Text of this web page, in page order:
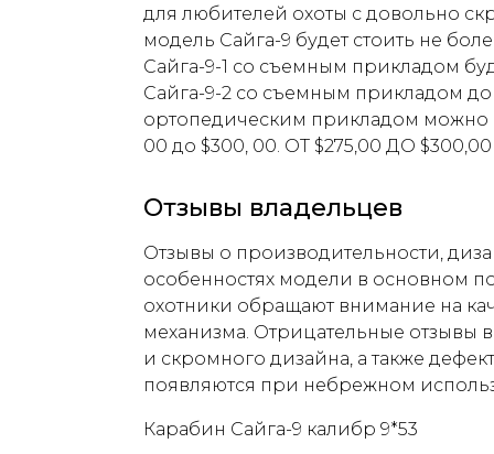
для любителей охоты с довольно
модель Сайга-9 будет стоить не
Сайга-9-1 со съемным прикладом
Сайга-9-2 со съемным прикладом до
ортопедическим прикладом можно
00 до $300, 00. ОТ $275,00 ДО $300,00
Отзывы владельцев
Отзывы о производительности,
особенностях модели в основном
охотники обращают внимание на
механизма. Отрицательные отзывы
и скромного дизайна, а также
появляются при небрежном
Карабин Сайга-9 калибр 9*53